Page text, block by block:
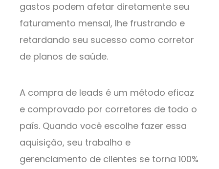
gastos podem afetar diretamente seu
faturamento mensal, lhe frustrando e
retardando seu sucesso como corretor
de planos de saúde.
A compra de leads é um método eficaz
e comprovado por corretores de todo o
país. Quando você escolhe fazer essa
aquisição, seu trabalho e
gerenciamento de clientes se torna 100%